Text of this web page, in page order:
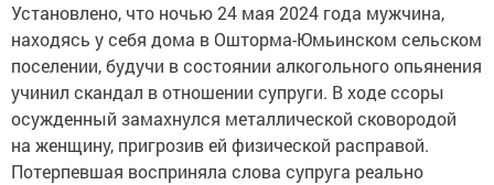
Установлено, что ночью 24 мая 2024 года мужчина,
находясь у себя дома в Ошторма-Юмьинском сельском
поселении, будучи в состоянии алкогольного опьянения
учинил скандал в отношении супруги. В ходе ссоры
осужденный замахнулся металлической сковородой
на женщину, пригрозив ей физической расправой.
Потерпевшая восприняла слова супруга реально